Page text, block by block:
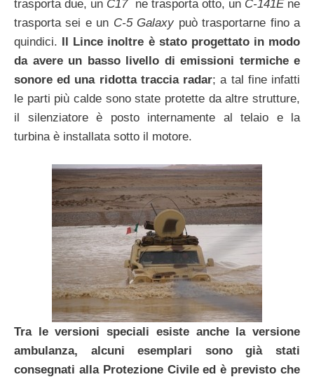
trasporta due, un C17 ne trasporta otto, un C-141Ene
trasporta sei e un C-5 Galaxy può trasportarne fino a
quindici. Il Lince inoltre è stato progettato in modo
da avere un basso livello di emissioni termiche e
sonore ed una ridotta traccia radar; a tal fine infatti
le parti più calde sono state protette da altre strutture,
il silenziatore è posto internamente al telaio e la
turbina è installata sotto il motore.
Tra le versioni speciali esiste anche la versione
ambulanza, alcuni esemplari sono già stati
consegnati alla Protezione Civile ed è previsto che